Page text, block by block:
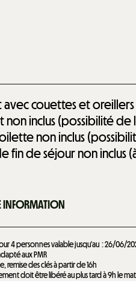
avec couettes et oreillers
non inclus (possibilité
non inclus
fin de séjour non inclus
INFORMATION
4 personnes valable jusqu'au 26/06/
aux PMR
remise des clés à partir de 16h
doit être libéré au plus tard à 9h le